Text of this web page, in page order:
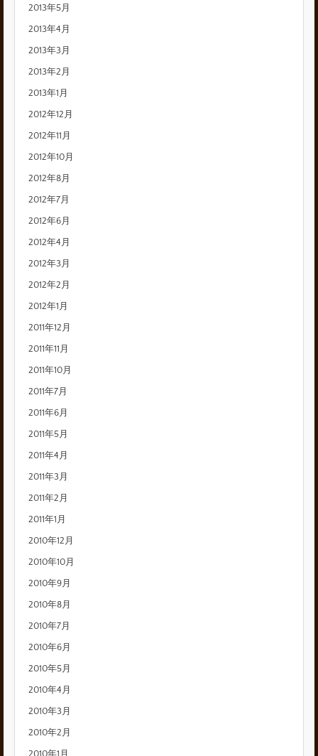
2013年5月
2013年4月
2013年3月
2013年2月
2013年1月
2012年12月
2012年11月
2012年10月
2012年8月
2012年7月
2012年6月
2012年4月
2012年3月
2012年2月
2012年1月
2011年12月
2011年11月
2011年10月
2011年7月
2011年6月
2011年5月
2011年4月
2011年3月
2011年2月
2011年1月
2010年12月
2010年10月
2010年9月
2010年8月
2010年7月
2010年6月
2010年5月
2010年4月
2010年3月
2010年2月
2010年1月